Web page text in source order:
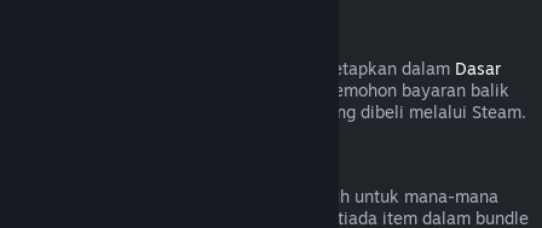
Dalam tempoh masa dan proses yang ditetapkan dalam Dasar
, anda boleh memohon bayaran balik
untuk perkakasan dan aksesori Steam yang dibeli melalui Steam.
Anda boleh menerima bayaran balik penuh untuk mana-mana
bundle yang dibeli di Steam Store, selagi tiada item dalam bundle